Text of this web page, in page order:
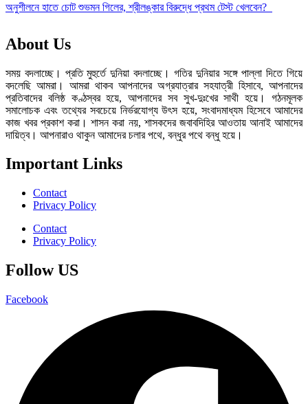
অনুশীলনে হাতে চোট শুভমন গিলের, শ্রীলঙ্কার বিরুদ্ধে প্রথম টেস্ট খেলবেন?
About Us
সময় বদলাচ্ছে। প্রতি মুহুর্তে দুনিয়া বদলাচ্ছে। গতির দুনিয়ার সঙ্গে পাল্লা দিতে গিয়ে
বদলেছি আমরা। আমরা থাকব আপনাদের অগ্রযাত্রার সহযাত্রী হিসাবে, আপনাদের
প্রতিবাদের বলিষ্ঠ কণ্ঠস্বর হয়ে, আপনাদের সব সুখ-দুঃখের সাথী হয়ে। গঠনমূলক
সমালোচক এবং তথ্যের সবচেয়ে নির্ভরযোগ্য উ‍ৎস হয়ে, সংবাদমাধ্যম হিসেবে আমাদের
কাজ খবর প্রকাশ করা। শাসন করা নয়, শাসকদের জবাবদিহির আওতায় আনাই আমাদের
দায়িত্ব। আপনারাও থাকুন আমাদের চলার পথে, বন্ধুর পথে বন্ধু হয়ে।
Important Links
Contact
Privacy Policy
Contact
Privacy Policy
Follow US
Facebook